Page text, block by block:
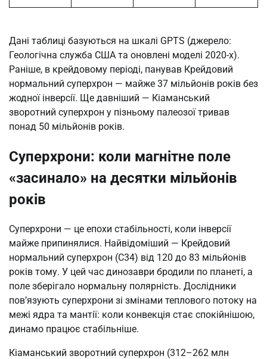
Дані таблиці базуються на шкалі GPTS (джерело:
Геологічна служба США та оновлені моделі 2020-х).
Раніше, в крейдовому періоді, панував Крейдовий
нормальний суперхрон — майже 37 мільйонів років без
жодної інверсії. Ще давніший — Кіаманський
зворотний суперхрон у пізньому палеозої тривав
понад 50 мільйонів років.
Суперхрони: коли магнітне поле
«засинало» на десятки мільйонів
років
Суперхрони — це епохи стабільності, коли інверсії
майже припинялися. Найвідоміший — Крейдовий
нормальний суперхрон (C34) від 120 до 83 мільйонів
років тому. У цей час динозаври бродили по планеті, а
поле зберігало нормальну полярність. Дослідники
пов’язують суперхрони зі змінами теплового потоку на
межі ядра та мантії: коли конвекція стає спокійнішою,
динамо працює стабільніше.
Кіаманський зворотний суперхрон (312–262 млн